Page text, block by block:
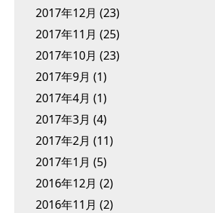
2017年12月 (23)
2017年11月 (25)
2017年10月 (23)
2017年9月 (1)
2017年4月 (1)
2017年3月 (4)
2017年2月 (11)
2017年1月 (5)
2016年12月 (2)
2016年11月 (2)